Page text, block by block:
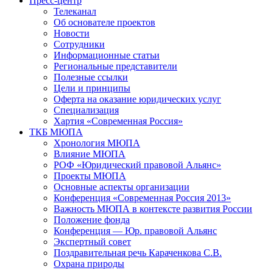
Телеканал
Об основателе проектов
Новости
Сотрудники
Информационные статьи
Региональные представители
Полезные ссылки
Цели и принципы
Оферта на оказание юридических услуг
Специализация
Хартия «Современная Россия»
ТКБ МЮПА
Хронология МЮПА
Влияние МЮПА
РОФ «Юридический правовой Альянс»
Проекты МЮПА
Основные аспекты организации
Конференция «Современная Россия 2013»
Важность МЮПА в контексте развития России
Положение фонда
Конференция — Юр. правовой Альянс
Экспертный совет
Поздравительная речь Караченкова С.В.
Охрана природы